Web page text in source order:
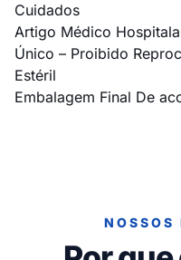
Cuidados
Artigo Médico
Único – Proibido
Estéril
Embalagem Final De
NOSSOS